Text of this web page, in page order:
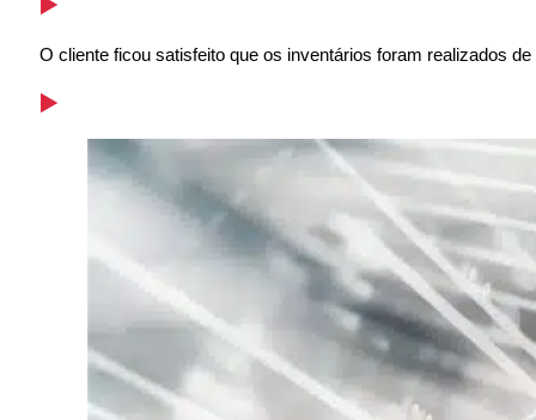
O cliente ficou satisfeito que os inventários foram realizados